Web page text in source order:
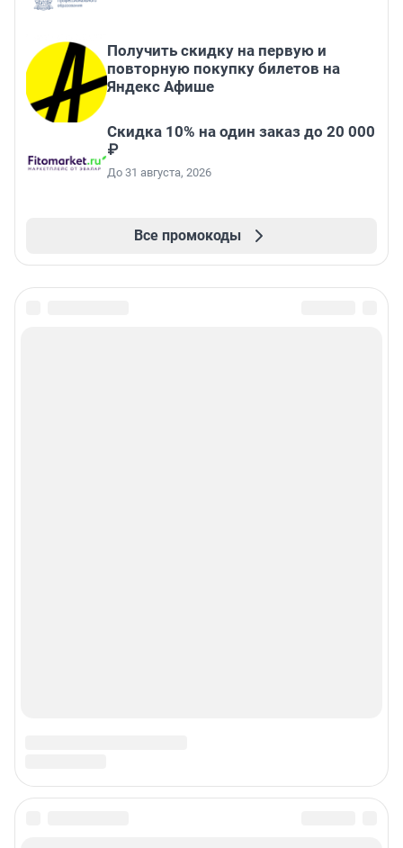
Получить скидку на первую и
повторную покупку билетов на
Яндекс Афише
Скидка 10% на один заказ до 20 000
₽
До 31 августа, 2026
Все промокоды